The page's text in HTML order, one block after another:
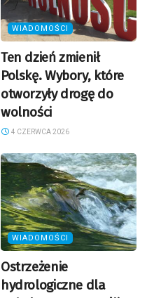
WIADOMOŚCI
Ten dzień zmienił
Polskę. Wybory, które
otworzyły drogę do
wolności
4 CZERWCA 2026
WIADOMOŚCI
Ostrzeżenie
hydrologiczne dla